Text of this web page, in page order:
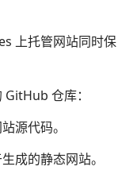
上托管网站同时保
仓库：
源代码。
成的静态网站。